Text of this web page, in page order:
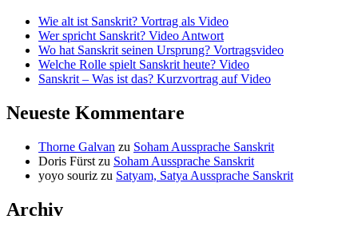
Wie alt ist Sanskrit? Vortrag als Video
Wer spricht Sanskrit? Video Antwort
Wo hat Sanskrit seinen Ursprung? Vortragsvideo
Welche Rolle spielt Sanskrit heute? Video
Sanskrit – Was ist das? Kurzvortrag auf Video
Neueste Kommentare
Thorne Galvan zu Soham Aussprache Sanskrit
Doris Fürst zu Soham Aussprache Sanskrit
yoyo souriz zu Satyam, Satya Aussprache Sanskrit
Archiv